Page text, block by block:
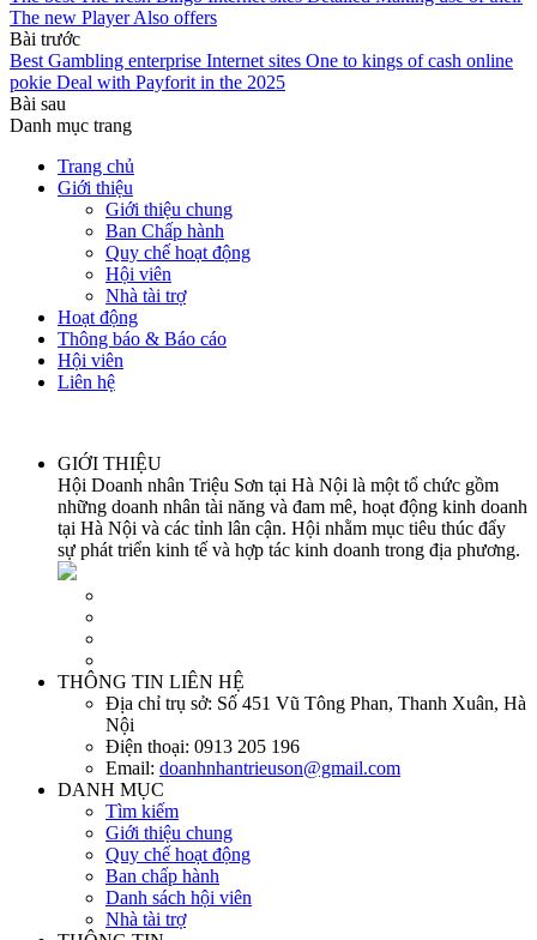
The new Player Also offers
Bài trước
Best Gambling enterprise Internet sites One to kings of cash online
pokie Deal with Payforit in the 2025
Bài sau
Danh mục trang
Trang chủ
Giới thiệu
Giới thiệu chung
Ban Chấp hành
Quy chế hoạt động
Hội viên
Nhà tài trợ
Hoạt động
Thông báo & Báo cáo
Hội viên
Liên hệ
GIỚI THIỆU
Hội Doanh nhân Triệu Sơn tại Hà Nội là một tổ chức gồm
những doanh nhân tài năng và đam mê, hoạt động kinh doanh
tại Hà Nội và các tỉnh lân cận. Hội nhằm mục tiêu thúc đẩy
sự phát triển kinh tế và hợp tác kinh doanh trong địa phương.
THÔNG TIN LIÊN HỆ
Địa chỉ trụ sở: Số 451 Vũ Tông Phan, Thanh Xuân, Hà
Nội
Điện thoại: 0913 205 196
Email: doanhnhantrieuson@gmail.com
DANH MỤC
Tìm kiếm
Giới thiệu chung
Quy chế hoạt động
Ban chấp hành
Danh sách hội viên
Nhà tài trợ